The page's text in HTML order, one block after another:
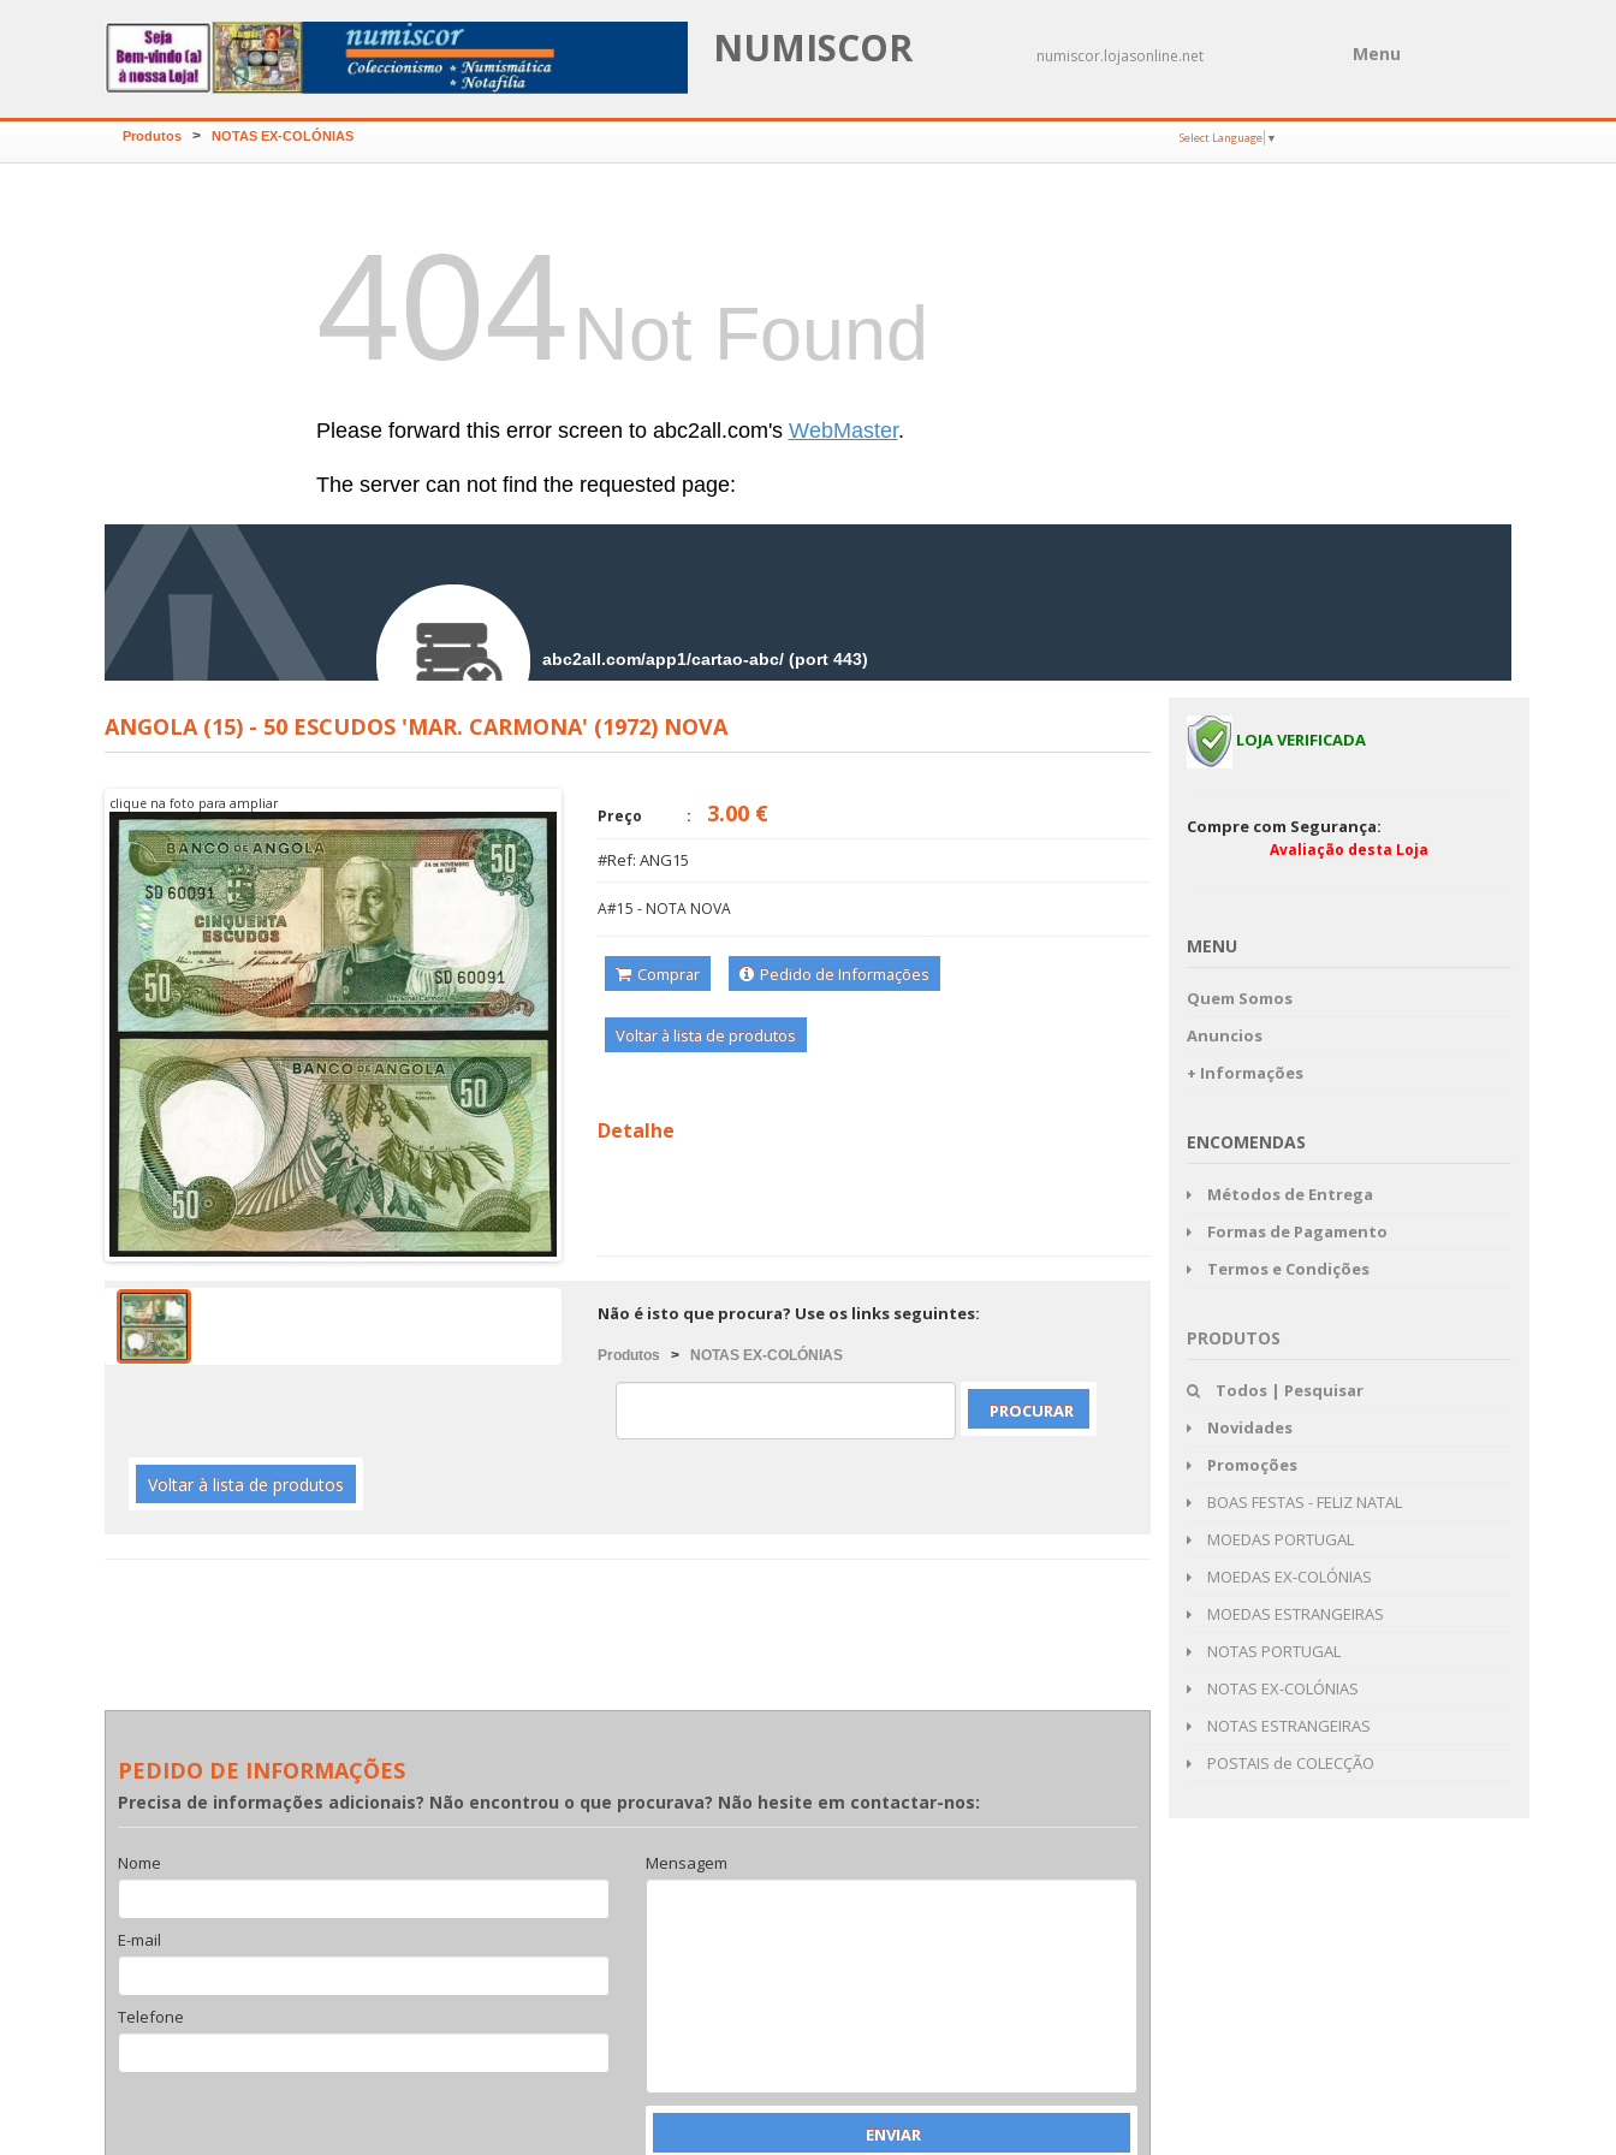
NUMISCOR numiscor.lojasonline.net Menu
Produtos > NOTAS EX-COLÓNIAS Select Language ▼
ANGOLA (15) - 50 ESCUDOS 'MAR. CARMONA' (1972) NOVA
clique na foto para ampliar
Preço 3.00 €
#Ref: ANG15
A#15 - NOTA NOVA
Comprar Pedido de Informações
Voltar à lista de produtos
Detalhe
Não é isto que procura? Use os links seguintes:
Produtos > NOTAS EX-COLÓNIAS
Voltar à lista de produtos
PEDIDO DE INFORMAÇÕES
Precisa de informações adicionais? Não encontrou o que procurava? Não hesite em contactar-nos:
Nome
E-mail
Telefone
Mensagem
LOJA VERIFICADA
Compre com Segurança:
Avaliação desta Loja
MENU
Quem Somos
Anuncios
+ Informações
ENCOMENDAS
Métodos de Entrega
Formas de Pagamento
Termos e Condições
PRODUTOS
Todos | Pesquisar
Novidades
Promoções
BOAS FESTAS - FELIZ NATAL
MOEDAS PORTUGAL
MOEDAS EX-COLÓNIAS
MOEDAS ESTRANGEIRAS
NOTAS PORTUGAL
NOTAS EX-COLÓNIAS
NOTAS ESTRANGEIRAS
POSTAIS de COLECÇÃO